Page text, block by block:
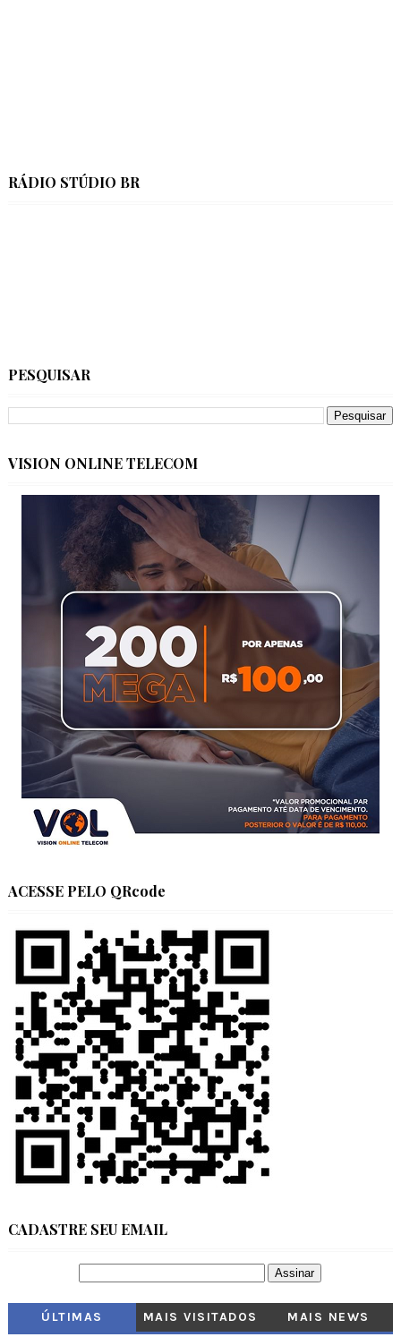
RÁDIO STÚDIO BR
PESQUISAR
VISION ONLINE TELECOM
ACESSE PELO QRcode
CADASTRE SEU EMAIL
ÚLTIMAS MAIS VISITADOS MAIS NEWS